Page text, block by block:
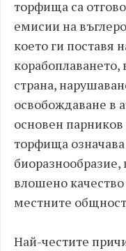
торфища са
емисии на
което ги поставя
корабоплаването,
страна,
освобождаване в
основен парников
торфища
влошено
местните
Най-честите